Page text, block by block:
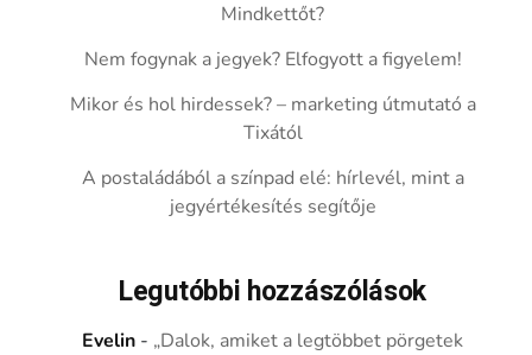
Mindkettőt?
Nem fogynak a jegyek? Elfogyott a figyelem!
Mikor és hol hirdessek? – marketing útmutató a
Tixától
A postaládából a színpad elé: hírlevél, mint a
jegyértékesítés segítője
Legutóbbi hozzászólások
Evelin - „Dalok, amiket a legtöbbet pörgetek